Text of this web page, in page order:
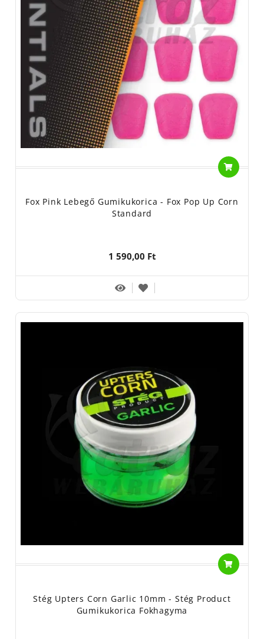
Fox Pink Lebegő Gumikukorica - Fox Pop Up Corn
Standard
1 590,00 Ft
Stég Upters Corn Garlic 10mm - Stég Product
Gumikukorica Fokhagyma